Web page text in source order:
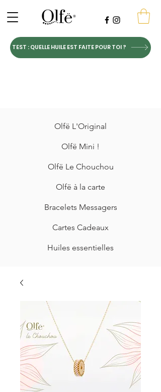
TEST : QUELLE HUILE EST FAITE POUR TOI ?
Olfë L'Original
Olfë Mini !
Olfë Le Chouchou
Olfë à la carte
Bracelets Messagers
Cartes Cadeaux
Huiles essentielles